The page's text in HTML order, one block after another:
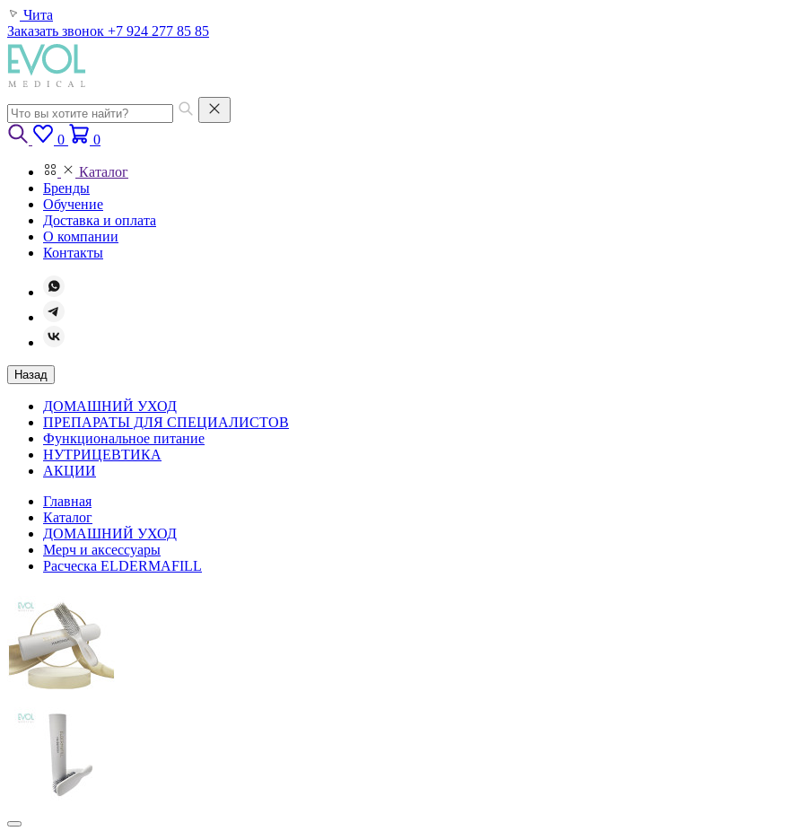
Чита
Заказать звонок +7 924 277 85 85
0 0
Каталог
Бренды
Обучение
Доставка и оплата
О компании
Контакты
Назад
ДОМАШНИЙ УХОД
ПРЕПАРАТЫ ДЛЯ СПЕЦИАЛИСТОВ
Функциональное питание
НУТРИЦЕВТИКА
АКЦИИ
Главная
Каталог
ДОМАШНИЙ УХОД
Мерч и аксессуары
Расческа ELDERMAFILL